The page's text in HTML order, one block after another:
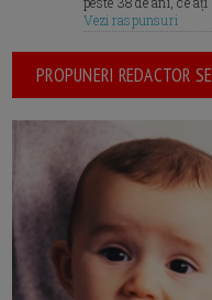
Vezi raspunsuri
PROPUNERI REDACTOR